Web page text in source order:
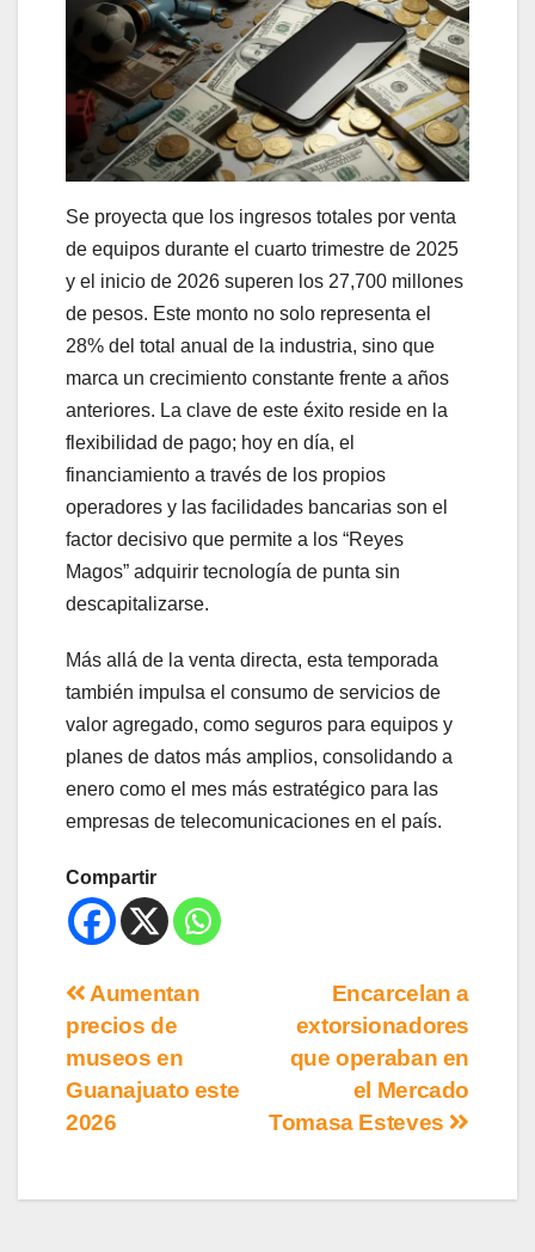
Se proyecta que los ingresos totales por venta
de equipos durante el cuarto trimestre de 2025
y el inicio de 2026 superen los 27,700 millones
de pesos. Este monto no solo representa el
28% del total anual de la industria, sino que
marca un crecimiento constante frente a años
anteriores. La clave de este éxito reside en la
flexibilidad de pago; hoy en día, el
financiamiento a través de los propios
operadores y las facilidades bancarias son el
factor decisivo que permite a los “Reyes
Magos” adquirir tecnología de punta sin
descapitalizarse.
Más allá de la venta directa, esta temporada
también impulsa el consumo de servicios de
valor agregado, como seguros para equipos y
planes de datos más amplios, consolidando a
enero como el mes más estratégico para las
empresas de telecomunicaciones en el país.
Compartir
Encarcelan a
extorsionadores
que operaban en
el Mercado
Tomasa Esteves
Aumentan
precios de
museos en
Guanajuato este
2026